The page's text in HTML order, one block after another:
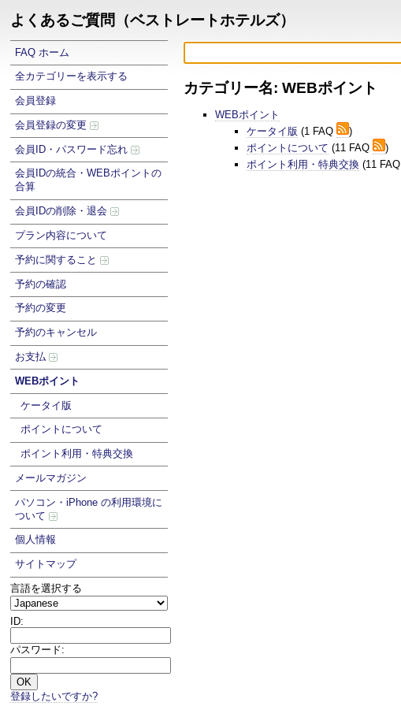
よくあるご質問（ベストレートホテルズ）
FAQ ホーム
全カテゴリーを表示する
会員登録
会員登録の変更
会員ID・パスワード忘れ
会員IDの統合・WEBポイントの
合算
会員IDの削除・退会
プラン内容について
予約に関すること
予約の確認
予約の変更
予約のキャンセル
お支払
WEBポイント
ケータイ版
ポイントについて
ポイント利用・特典交換
メールマガジン
パソコン・iPhone の利用環境に
ついて
個人情報
サイトマップ
言語を選択する
ID:
パスワード:
登録したいですか?
カテゴリー名: WEBポイント
WEBポイント
ケータイ版 (1 FAQ
)
ポイントについて (11 FAQ
)
ポイント利用・特典交換(11 FAQ